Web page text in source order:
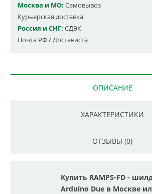
Москва и МО: Самовывоз
Курьерская доставка
Россия и СНГ: СДЭК
Почта РФ / Достависта
ОПИСАНИЕ
ХАРАКТЕРИСТИКИ
ОТЗЫВЫ (0)
Купить RAMPS-FD -
Arduino Due в Москве